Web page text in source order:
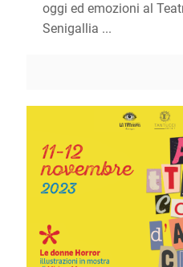
oggi ed emozioni al
Senigallia ...